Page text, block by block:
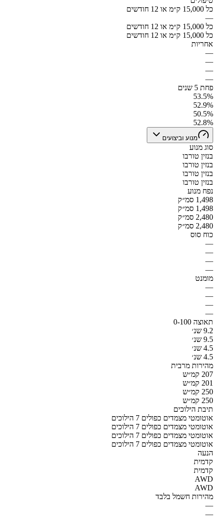
כל 15,000 ק״מ או 12 חודשים
—
כל 15,000 ק״מ או 12 חודשים
כל 15,000 ק״מ או 12 חודשים
אחריות
—
—
—
—
פחת 5 שנים
53.5%
52.9%
50.5%
52.8%
מנוע וביצועים
סוג מנוע
בנזין טורבו
בנזין טורבו
בנזין טורבו
בנזין טורבו
נפח מנוע
1,498 סמ״ק
1,498 סמ״ק
2,480 סמ״ק
2,480 סמ״ק
כוח סוס
—
—
—
—
מומנט
—
—
—
—
תאוצה 0-100
9.2 שנ׳
9.5 שנ׳
4.5 שנ׳
4.5 שנ׳
מהירות מרבית
207 קמ״ש
201 קמ״ש
250 קמ״ש
250 קמ״ש
תיבת הילוכים
אוטומטי מצמדים כפולים 7 הילוכים
אוטומטי מצמדים כפולים 7 הילוכים
אוטומטי מצמדים כפולים 7 הילוכים
אוטומטי מצמדים כפולים 7 הילוכים
הנעה
קדמית
קדמית
AWD
AWD
מהירות חשמל בלבד
—
—